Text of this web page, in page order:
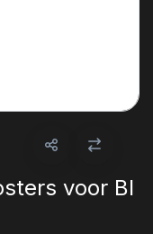
voor BI